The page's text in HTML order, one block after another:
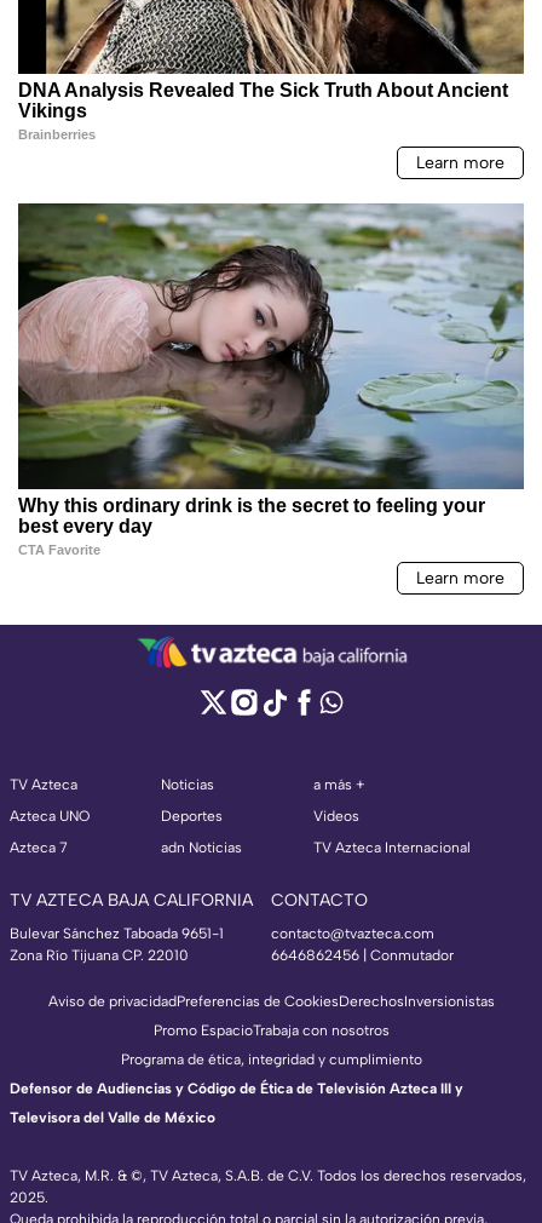
TV Azteca
Azteca UNO
Azteca 7
Noticias
Deportes
adn Noticias
a más +
Videos
TV Azteca Internacional
TV AZTECA BAJA CALIFORNIA
Bulevar Sánchez Taboada 9651-1
Zona Río Tijuana CP. 22010
CONTACTO
contacto@tvazteca.com
6646862456 | Conmutador
TV Azteca, M.R. & ©, TV Azteca, S.A.B. de C.V. Todos los derechos reservados,
2025.
Queda prohibida la reproducción total o parcial sin la autorización previa,
Aviso de privacidadPreferencias de CookiesDerechosInversionistas
Promo EspacioTrabaja con nosotros
Programa de ética, integridad y cumplimiento
Defensor de Audiencias y Código de Ética de Televisión Azteca III y
Televisora del Valle de México